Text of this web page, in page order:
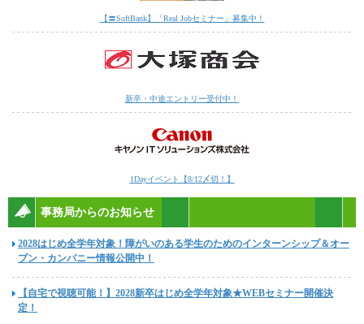
【〓SoftBank】「Real Jobセミナー」募集中！
新卒・中途エントリー受付中！
1Dayイベント【8/12〆切！】
事務局からのお知らせ
2028はじめ全学年対象！障がいのある学生のためのインターンシップ＆オー
プン・カンパニー情報公開中！
【自宅で視聴可能！】2028新卒はじめ全学年対象★WEBセミナー開催決
定！